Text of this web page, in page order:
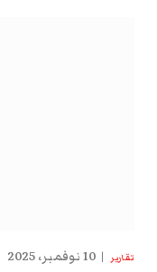
تقارير 10 نوفمبر، 2025